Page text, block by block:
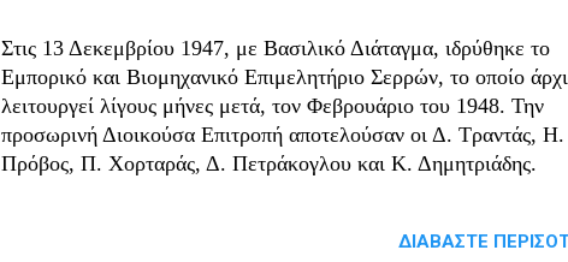
Στις 13 Δεκεμβρίου 1947, με Βασιλικό Διάταγμα, ιδρύθηκε το
Εμπορικό και Βιομηχανικό Επιμελητήριο Σερρών, το οποίο
λειτουργεί λίγους μήνες μετά, τον Φεβρουάριο του 1948. Την
προσωρινή Διοικούσα Επιτροπή αποτελούσαν οι Δ. Τραντάς, Η.
Πρόβος, Π. Χορταράς, Δ. Πετράκογλου και Κ. Δημητριάδης.
ΔΙΑΒΆΣΤΕ